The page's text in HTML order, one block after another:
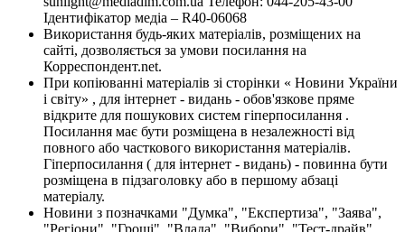
Ідентифікатор медіа – R40-06068
Використання будь-яких матеріалів, розміщених на
сайті, дозволяється за умови посилання на
Корреспондент.net.
При копіюванні матеріалів зі сторінки « Новини України
і світу» , для інтернет - видань - обов'язкове пряме
відкрите для пошукових систем гіперпосилання .
Посилання має бути розміщена в незалежності від
повного або часткового використання матеріалів.
Гіперпосилання ( для інтернет - видань) - повинна бути
розміщена в підзаголовку або в першому абзаці
матеріалу.
Новини з позначками "Думка", "Експертиза", "Заява",
"Регіони", "Гроші", "Влада", "Вибори", "Тест-драйв",